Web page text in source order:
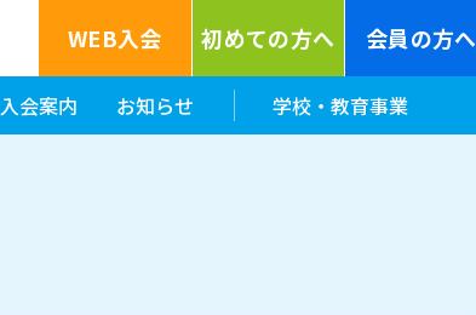
WEB入会 初めての方へ 会員の方へ
入会案内 お知らせ 学校・教育事業